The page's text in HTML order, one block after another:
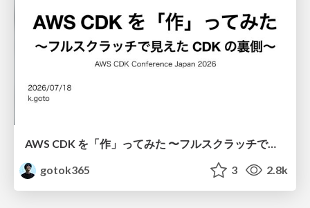
AWS CDK を「作」ってみた 〜フルスクラッチで見えた CDK の裏側〜 / aws-cdk-from-scratch
gotok365
3 2.8k